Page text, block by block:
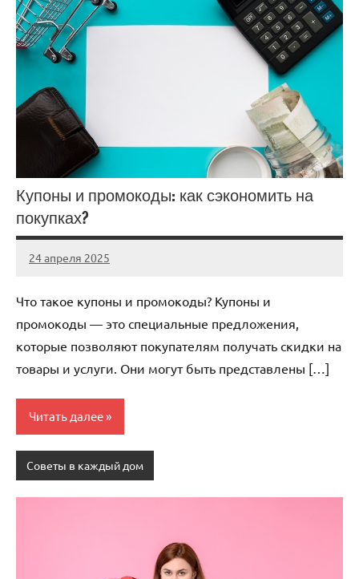
Купоны и промокоды: как сэкономить на
покупках?
24 апреля 2025
Avtor
Нет
Что такое купоны и промокоды? Купоны и
промокоды — это специальные предложения,
которые позволяют покупателям получать скидки на
товары и услуги. Они могут быть представлены […]
Читать далее
Советы в каждый дом